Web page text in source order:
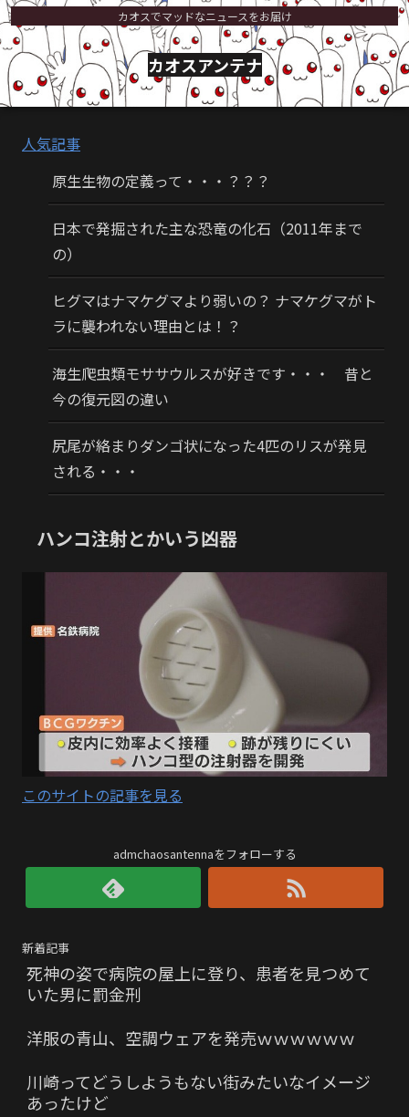
カオスでマッドなニュースをお届け
カオスアンテナ
人気記事
原生生物の定義って・・・？？？
日本で発掘された主な恐竜の化石（2011年まで
の）
ヒグマはナマケグマより弱いの？ ナマケグマがト
ラに襲われない理由とは！？
海生爬虫類モササウルスが好きです・・・ 昔と
今の復元図の違い
尻尾が絡まりダンゴ状になった4匹のリスが発見
される・・・
ハンコ注射とかいう凶器
このサイトの記事を見る
admchaosantennaをフォローする
新着記事
死神の姿で病院の屋上に登り、患者を見つめて
いた男に罰金刑
洋服の青山、空調ウェアを発売ｗｗｗｗｗｗ
川崎ってどうしようもない街みたいなイメージ
あったけど